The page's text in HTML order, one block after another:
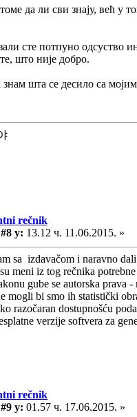
да ли сви знају, већ у
сте потпуно одсуство
што није добро.
шта се десило са
rečnik
у: 13.12 ч. 11.06.2015. »
sa izdavačom i naravno
meni iz tog rečnika
gube se autorska
mogli bi smo ih statistički
razočaran dostupnošću
verzije softvera za
rečnik
у: 01.57 ч. 17.06.2015. »